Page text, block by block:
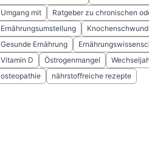
Umgang mit
Ratgeber zu chronischen
Ernährungsumstellung
Knochenschwund
Gesunde Ernährung
Vitamin D
Östrogenmangel
osteopathie
nährstoffreiche rezepte